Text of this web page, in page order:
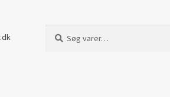
efter: